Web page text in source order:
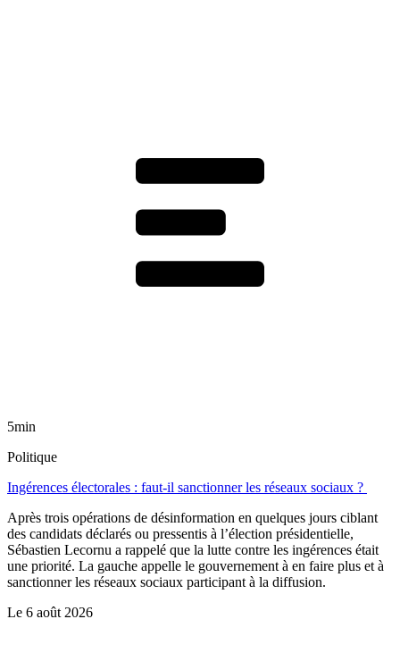
5min
Politique
Ingérences électorales : faut-il sanctionner les réseaux sociaux ?
Après trois opérations de désinformation en quelques jours ciblant
des candidats déclarés ou pressentis à l’élection présidentielle,
Sébastien Lecornu a rappelé que la lutte contre les ingérences était
une priorité. La gauche appelle le gouvernement à en faire plus et à
sanctionner les réseaux sociaux participant à la diffusion.
Le 6 août 2026